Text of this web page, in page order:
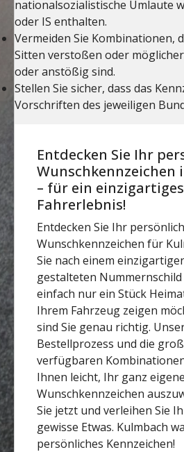
Entdecken Sie Ihr
Wunschkennzeichen
– für ein einzigartiges
Fahrerlebnis!
Entdecken Sie Ihr
Wunschkennzeichen für
Sie nach einem
gestalteten
einfach nur ein Stück
Ihrem Fahrzeug zeigen
sind Sie genau richtig.
Bestellprozess und die
verfügbaren
Ihnen leicht, Ihr ganz
Wunschkennzeichen
Sie jetzt und verleihen Sie
gewisse Etwas. Kulmbach
persönliches Kennzeichen!